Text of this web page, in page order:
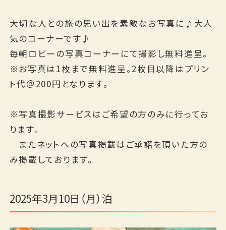
English
大切な人との旅の思い出を素敵なお写真に♪大人
気のコーナーです♪
毎朝ロビーの写真コーナーにて撮影し無料進呈。
※お写真は1枚まで無料進呈。2枚目以降はプリン
ト代＠200円となります。
※写真撮影サービスはご希望の方のみに行ってお
ります。
またネットへの写真掲載はご承諾を頂いた方の
み掲載しております。
2025年3月10日（月）泊